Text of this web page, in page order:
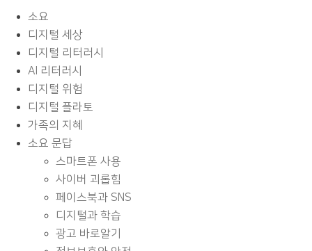
소요
디지털 세상
디지털 리터러시
AI 리터러시
디지털 위험
디지털 플라토
가족의 지혜
소요 문답
스마트폰 사용
사이버 괴롭힘
페이스북과 SNS
디지털과 학습
광고 바로알기